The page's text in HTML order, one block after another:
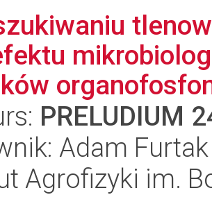
PRELUDIUM
Adam Furtak
Agrofizyki im.